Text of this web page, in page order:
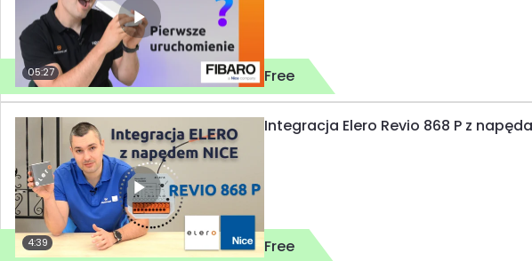
05:27 Free
4:39
Integracja Elero Revio 868 P z
Free